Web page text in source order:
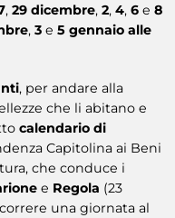
, 29 dicembre, 2, 4, 6 e 8
, 3 e 5 gennaio alle
, per andare alla
che li abitano e
calendario di
Capitolina ai Beni
che conduce i
e Regola (23
una giornata al